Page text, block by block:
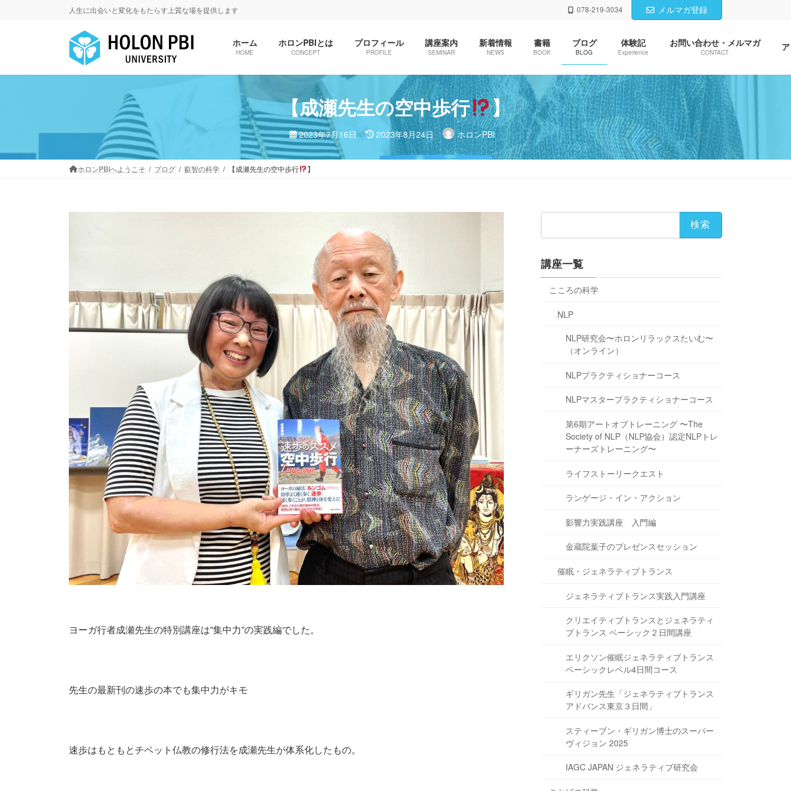
へ
ョ
人生に出会いと変化をもたらす上質な場を提供します 078-219-3034 メルマガ登録
ホーム
HOME
ホロンPBIとは
CONCEPT
プロフィール
PROFILE
講座案内
SEMINAR
新着情報
NEWS
書籍
BOOK
ブログ
BLOG
体験記
Experience
お問い合わせ・メルマガ
CONTACT
【成瀬先生の空中歩行 】
2023年7月16日 最
終
新
日
2023年8月24日 ホロンPBI
ホロンPBIへようこそ ブログ 叡智の科学 【成瀬先生の空中歩行 】
ヨーガ行者成瀬先生の特別講座は”集中力”の実践編でした。
先生の最新刊の速歩の本でも集中力がキモ
速歩はもともとチベット仏教の修行法を成瀬先生が体系化したもの。
検
講座一覧
こころの科学
NLP
NLP研究会〜ホロンリラックスたいむ〜
（オンライン）
NLPプラクティショナーコース
NLPマスタープラクティショナーコース
第6期アートオブトレーニング 〜The
Society of NLP（NLP協会）認定NLPトレ
ーナーズトレーニング〜
ライフストーリークエスト
ランゲージ・イン・アクション
影響力実践講座 入門編
金蔵院葉子のプレゼンスセッション
催眠・ジェネラティブトランス
ジェネラティブトランス実践入門講座
クリエイティブトランスとジェネラティ
ブトランス ベーシック２日間講座
エリクソン催眠ジェネラティブトランス
ベーシックレベル4日間コース
ギリガン先生「ジェネラティブトランス
アドバンス東京３日間」
スティーブン・ギリガン博士のスーパー
ヴィジョン 2025
IAGC JAPAN ジェネラティブ研究会